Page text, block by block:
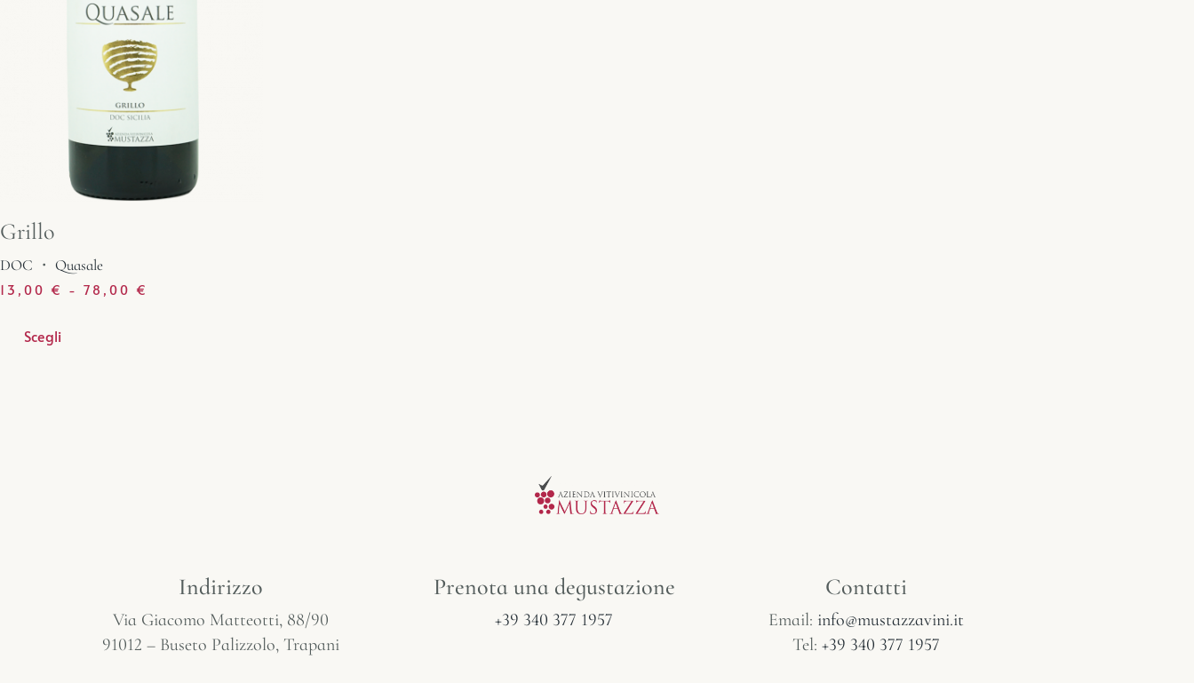
Grillo
DOC ・ Quasale
13,00 € - 78,00 €
Scegli
Indirizzo
Via Giacomo Matteotti, 88/90
91012 – Buseto Palizzolo, Trapani
Prenota una degustazione
+39 340 377 1957
Contatti
Email: info@mustazzavini.it
Tel: +39 340 377 1957